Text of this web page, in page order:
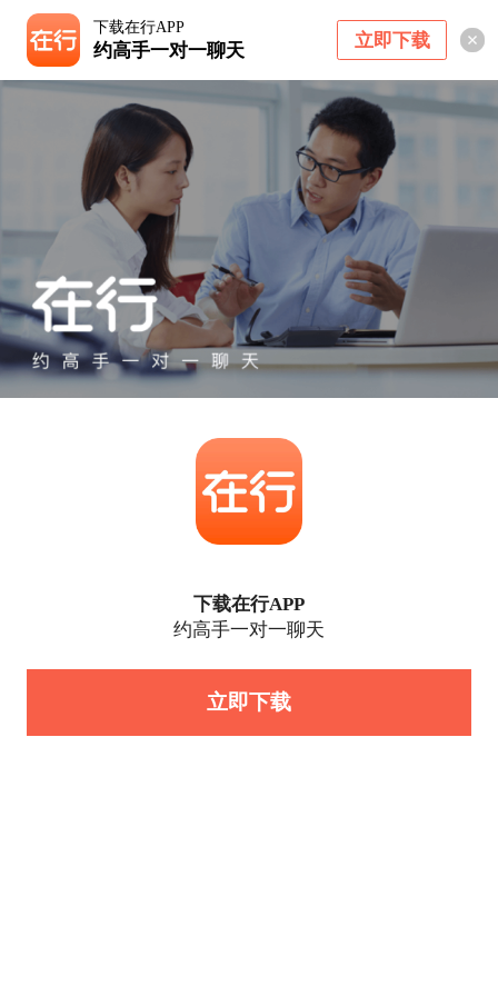
下载在行APP
约高手一对一聊天 立即下载
下载在行APP
约高手一对一聊天
立即下载